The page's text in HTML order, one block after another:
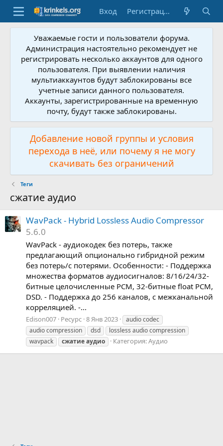
Вход Регистрация
Уважаемые гости и пользователи форума.
Администрация настоятельно рекомендует не
регистрировать несколько аккаунтов для одного
пользователя. При выявлении наличия
мультиаккаунтов будут заблокированы все
учетные записи данного пользователя.
Аккаунты, зарегистрированные на временную
почту, будут также заблокированы.
Добавление новой группы и условия
перехода в неё, или почему я не могу
скачивать без ограничений
Теги
сжатие аудио
WavPack - Hybrid Lossless Audio Compressor
5.6.0
WavPack - аудиокодек без потерь, также
предлагающий опционально гибридной режим
без потерь/с потерями. Особенности: - Поддержка
множества форматов аудиосигналов: 8/16/24/32-
битные целочисленные PCM, 32-битные float PCM,
DSD. - Поддержка до 256 каналов, с межканальной
корреляцией. -...
Edison007 Ресурс 8 Янв 2023
audio codec
audio compression
dsd
lossless audio compression
wavpack
сжатиеаудио Категория:Аудио